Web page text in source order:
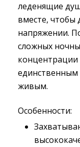
леденящие
вместе, чтобы
напряжении.
сложных
концентрации
единственным
живым.
Особенности: